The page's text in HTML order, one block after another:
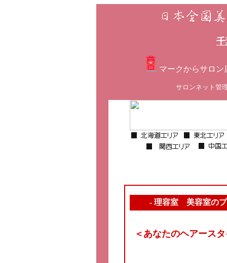
マークからサロ
サロンネット管
- 理容室 美容室のプ
＜あなたのヘアース